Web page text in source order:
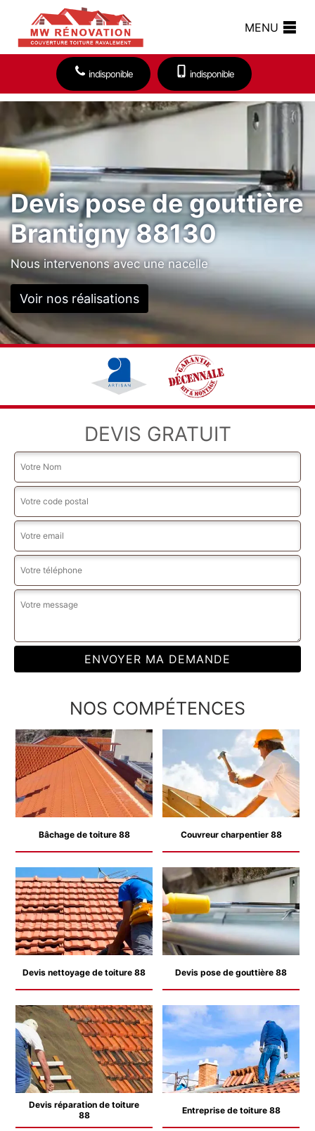
MENU
indisponible indisponible
Devis pose de gouttière
Brantigny 88130
Nous intervenons avec une nacelle
Voir nos réalisations
DEVIS GRATUIT
NOS COMPÉTENCES
Bâchage de toiture 88 Couvreur charpentier 88
Devis nettoyage de toiture 88 Devis pose de gouttière 88
Devis réparation de toiture
88
Entreprise de toiture 88